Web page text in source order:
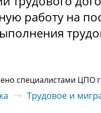
работу на
специалистами ЦПО
Трудовое и